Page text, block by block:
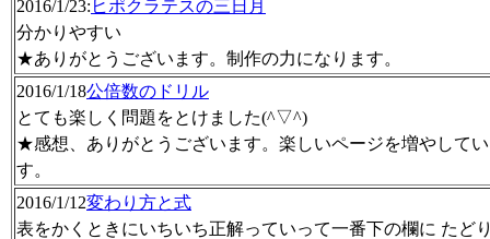
2016/1/23: ヒポクラテスの三日月
分かりやすい
★ありがとうございます。制作の力になります。
2016/1/18公倍数のドリル
とても楽しく問題をとけました(^▽^)
★感想、ありがとうございます。楽しいページを増やして
す。
2016/1/12変わり方と式
表をかくときにいちいち正解っていって一番下の欄に たど